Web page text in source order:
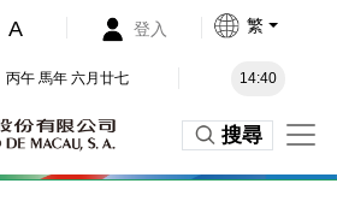
A 登入 繁
丙午 馬年 六月廿七 14:40
搜尋